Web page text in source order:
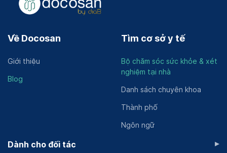
hồi phục sức khỏe.
DiaB là một nền tảng công nghệ y tế hàng đầu tại Việt
Nam, chuyên cung cấp các giải pháp quản lý đái tháo
đường hiệu quả. Sứ mệnh của DiaB là giúp cộng đồng
người đái tháo đường tại Việt Nam tiếp cận dễ dàng
hơn với các kiến thức tự chăm sóc và ổn định đường
huyết, từ đó thay đổi lối sống, cải thiện sức khoẻ và vui
tháo đường thông qua các giải pháp đột phá. Một
Về Docosan
Giới thiệu
Blog
Tìm cơ sở y tế
Bộ chăm sóc sức khỏe & xét
nghiệm tại nhà
Danh sách chuyên khoa
Thành phố
Ngôn ngữ
Dành cho đối tác ▸